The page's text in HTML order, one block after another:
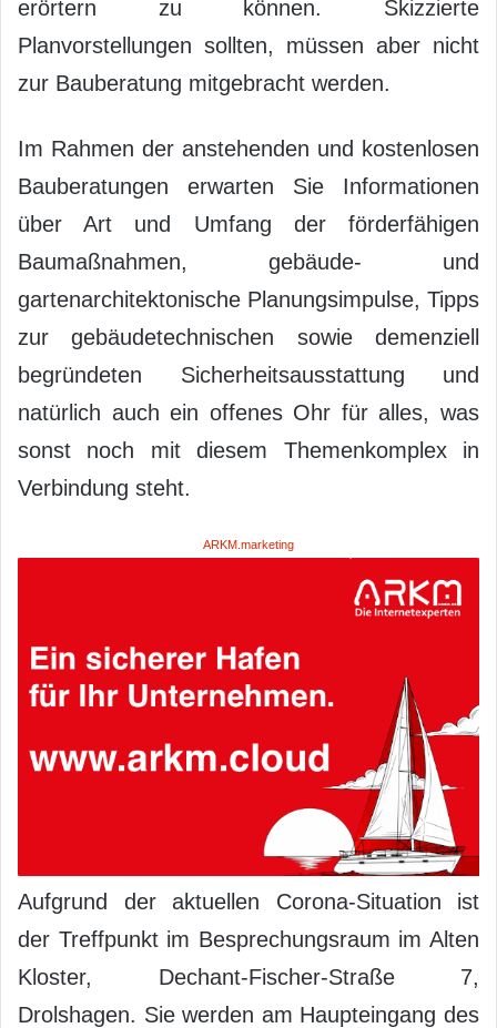
erörtern zu können. Skizzierte
Planvorstellungen sollten, müssen aber nicht
zur Bauberatung mitgebracht werden.
Im Rahmen der anstehenden und kostenlosen
Bauberatungen erwarten Sie Informationen
über Art und Umfang der förderfähigen
Baumaßnahmen, gebäude- und
gartenarchitektonische Planungsimpulse, Tipps
zur gebäudetechnischen sowie demenziell
begründeten Sicherheitsausstattung und
natürlich auch ein offenes Ohr für alles, was
sonst noch mit diesem Themenkomplex in
Verbindung steht.
ARKM.marketing
Aufgrund der aktuellen Corona-Situation ist
der Treffpunkt im Besprechungsraum im Alten
Kloster, Dechant-Fischer-Straße 7,
Drolshagen. Sie werden am Haupteingang des